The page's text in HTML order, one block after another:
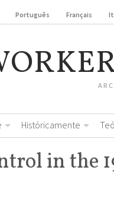
Português Français
Históricamente
in the